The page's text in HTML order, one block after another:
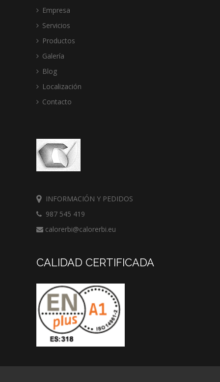
Empresa
Servicios
Productos
Galería
Blog
Localización
Contacto
INFORMACIÓN Y PEDIDOS
987 545 419
calorerbi@calorerbi.eu
CALIDAD CERTIFICADA